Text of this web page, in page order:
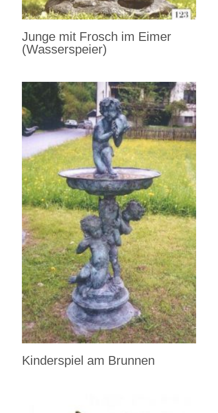
Junge mit Frosch im Eimer
(Wasserspeier)
Kinderspiel am Brunnen